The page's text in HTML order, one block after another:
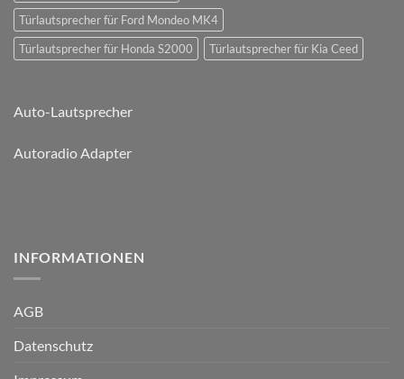
Türlautsprecher für Ford Mondeo MK4
Türlautsprecher für Honda S2000
Türlautsprecher für Kia Ceed
Auto-Lautsprecher
Autoradio Adapter
INFORMATIONEN
AGB
Datenschutz